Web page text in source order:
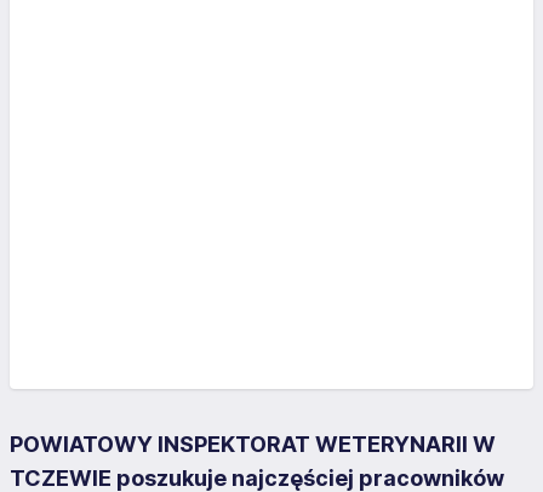
POWIATOWY INSPEKTORAT WETERYNARII W
TCZEWIE poszukuje najczęściej pracowników